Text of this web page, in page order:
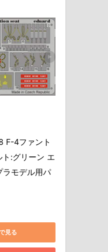
F-4ファント
:グリーン エ
ラモデル用パ
見る